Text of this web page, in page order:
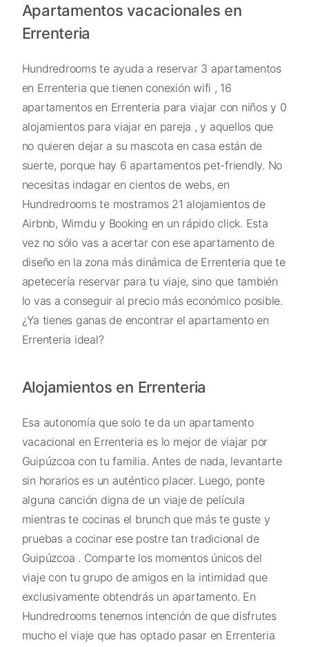
Apartamentos vacacionales en
Errenteria
Hundredrooms te ayuda a reservar 3 apartamentos
en Errenteria que tienen conexión wifi , 16
apartamentos en Errenteria para viajar con niños y 0
alojamientos para viajar en pareja , y aquellos que
no quieren dejar a su mascota en casa están de
suerte, porque hay 6 apartamentos pet-friendly. No
necesitas indagar en cientos de webs, en
Hundredrooms te mostramos 21 alojamientos de
Airbnb, Wimdu y Booking en un rápido click. Esta
vez no sólo vas a acertar con ese apartamento de
diseño en la zona más dinámica de Errenteria que te
apetecería reservar para tu viaje, sino que también
lo vas a conseguir al precio más económico posible.
¿Ya tienes ganas de encontrar el apartamento en
Errenteria ideal?
Alojamientos en Errenteria
Esa autonomía que solo te da un apartamento
vacacional en Errenteria es lo mejor de viajar por
Guipúzcoa con tu familia. Antes de nada, levantarte
sin horarios es un auténtico placer. Luego, ponte
alguna canción digna de un viaje de película
mientras te cocinas el brunch que más te guste y
pruebas a cocinar ese postre tan tradicional de
Guipúzcoa . Comparte los momentos únicos del
viaje con tu grupo de amigos en la intimidad que
exclusivamente obtendrás un apartamento. En
Hundredrooms tenemos intención de que disfrutes
mucho el viaje que has optado pasar en Errenteria